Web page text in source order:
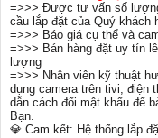
=>>> Được tư vấn số
cầu lắp đặt của Quý khách
=>>> Báo giá cụ thể và
=>>> Bán hàng đặt uy tín
lượng
=>>> Nhân viên kỹ thuật
dụng camera trên tivi, điện
dẫn cách đổi mật khẩu để
Bạn.
💎 Cam kết: Hệ thống lắp